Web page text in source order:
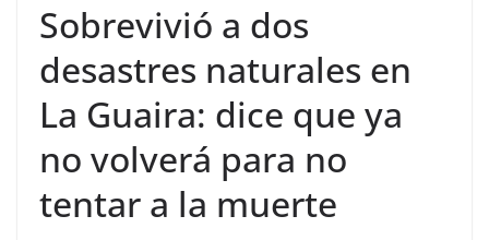
Sobrevivió a dos
desastres naturales en
La Guaira: dice que ya
no volverá para no
tentar a la muerte